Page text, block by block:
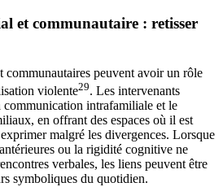
et communautaire : retisser
communautaires peuvent avoir un rôle
violente29. Les intervenants
communication intrafamiliale et le
en offrant des espaces où il est
malgré les divergences. Lorsque
ou la rigidité cognitive ne
verbales, les liens peuvent être
symboliques du quotidien.